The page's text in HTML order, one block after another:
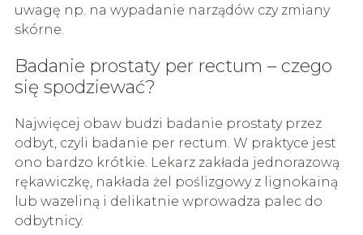
uwagę np. na wypadanie narządów czy zmiany
skórne.
Badanie prostaty per rectum – czego
się spodziewać?
Najwięcej obaw budzi badanie prostaty przez
odbyt, czyli badanie per rectum. W praktyce jest
ono bardzo krótkie. Lekarz zakłada jednorazową
rękawiczkę, nakłada żel poślizgowy z lignokainą
lub wazeliną i delikatnie wprowadza palec do
odbytnicy.